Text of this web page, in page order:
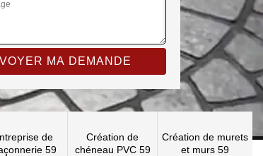
de
59
Création de
chéneau PVC 59
Création de murets
et murs 59